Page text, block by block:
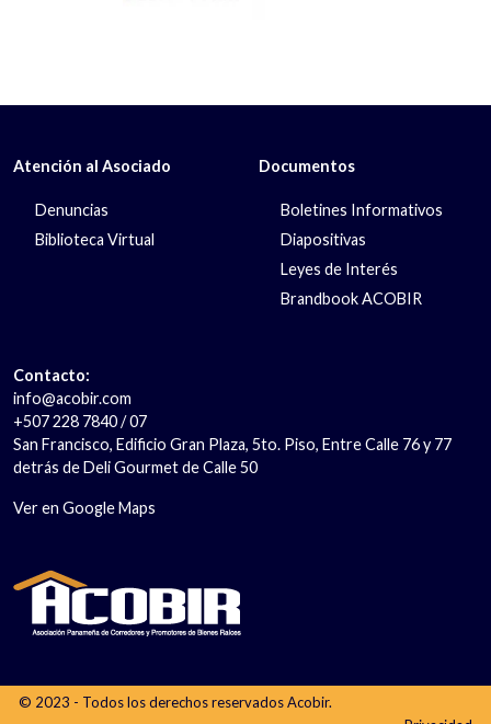
Atención al Asociado
Denuncias
Biblioteca Virtual
Documentos
Boletines Informativos
Diapositivas
Leyes de Interés
Brandbook ACOBIR
Contacto:
info@acobir.com
+507 228 7840 / 07
San Francisco, Edificio Gran Plaza, 5to. Piso, Entre Calle 76 y 77
detrás de Deli Gourmet de Calle 50
Ver en Google Maps
© 2023 - Todos los derechos reservados Acobir.